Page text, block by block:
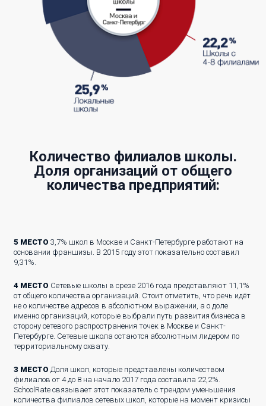
Количество филиалов школы.
Доля организаций от общего
количества предприятий:
5 МЕСТО 3,7% школ в Москве и Санкт-Петербурге работают на
основании франшизы. В 2015 году этот показательно составил
9,31%.
4 МЕСТО Сетевые школы в срезе 2016 года представляют 11,1%
от общего количества организаций. Стоит отметить, что речь идёт
не о количестве адресов в абсолютном выражении, а о доле
именно организаций, которые выбрали путь развития бизнеса в
сторону сетевого распространения точек в Москве и Санкт-
Петербурге. Сетевые школа остаются абсолютным лидером по
территориальному охвату.
3 МЕСТО Доля школ, которые представлены количеством
филиалов от 4 до 8 на начало 2017 года составила 22,2%.
SchoolRate связывает этот показатель с трендом уменьшения
количества филиалов сетевых школ, которые на момент кризисы